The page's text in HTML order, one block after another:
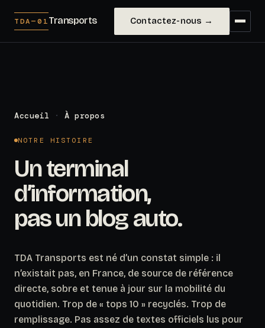
TDA—01Transports Contactez-nous →
Accueil · À propos
NOTRE HISTOIRE
Un terminal
d’information,
pas un blog auto.
TDA Transports est né d’un constat simple : il
n’existait pas, en France, de source de référence
directe, sobre et tenue à jour sur la mobilité du
quotidien. Trop de « tops 10 » recyclés. Trop de
remplissage. Pas assez de textes officiels lus pour